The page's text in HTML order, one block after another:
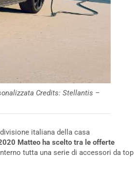
Credits: Stellantis –
italiana della casa
Matteo ha scelto tra le offerte
tutta una serie di accessori da top